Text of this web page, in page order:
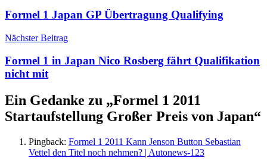
Formel 1 Japan GP Übertragung Qualifying
Nächster Beitrag
Formel 1 in Japan Nico Rosberg fährt Qualifikation
nicht mit
Ein Gedanke zu „Formel 1 2011
Startaufstellung Großer Preis von Japan“
Pingback: Formel 1 2011 Kann Jenson Button Sebastian
Vettel den Titel noch nehmen? | Autonews-123